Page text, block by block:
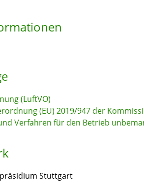
(LuftVO)
(EU) 2019/947 der
Verfahren für den Betrieb
Stuttgart